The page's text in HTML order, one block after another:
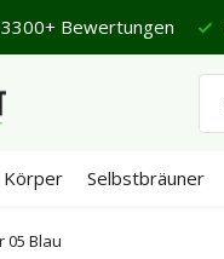
Bewertungen
Körper Selbstbräuner
05 Blau